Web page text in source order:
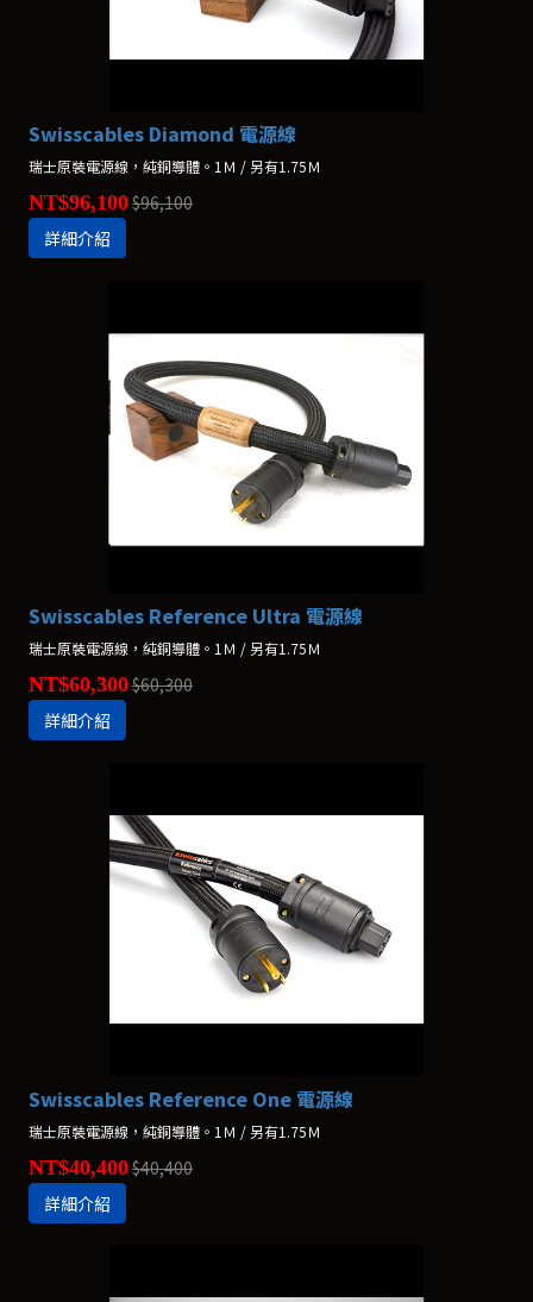
Swisscables Diamond 電源線
瑞士原裝電源線，純銅導體。1Ｍ / 另有1.75Ｍ
NT$96,100$96,100
詳細介紹
Swisscables Reference Ultra 電源線
瑞士原裝電源線，純銅導體。1Ｍ / 另有1.75Ｍ
NT$60,300$60,300
詳細介紹
Swisscables Reference One 電源線
瑞士原裝電源線，純銅導體。1Ｍ / 另有1.75Ｍ
NT$40,400$40,400
詳細介紹